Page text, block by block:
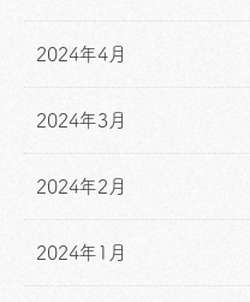
2024年4月
2024年3月
2024年2月
2024年1月